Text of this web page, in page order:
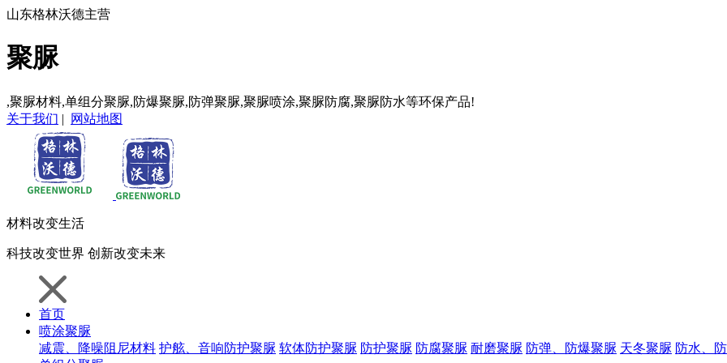
山东格林沃德主营
聚脲
,聚脲材料,单组分聚脲,防爆聚脲,防弹聚脲,聚脲喷涂,聚脲防腐,聚脲防水等环保产品!
关于我们 | 网站地图
材料改变生活
科技改变世界 创新改变未来
首页
喷涂聚脲
减震、降噪阻尼材料 护舷、音响防护聚脲 软体防护聚脲 防护聚脲 防腐聚脲 耐磨聚脲 防弹、防爆聚脲 天冬聚脲 防水、